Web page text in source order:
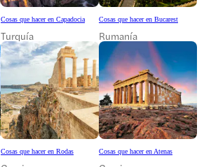
Cosas que hacer en Capadocia
Turquía
Cosas que hacer en Bucarest
Rumanía
Cosas que hacer en Rodas Cosas que hacer en Atenas